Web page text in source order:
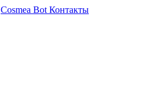
Cosmea Bot Контакты